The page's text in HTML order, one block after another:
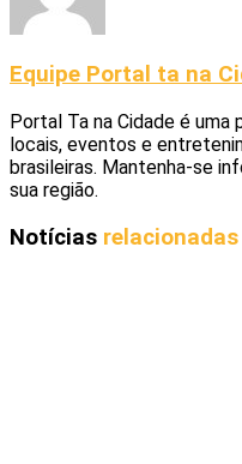
Equipe Portal ta na
Portal Ta na Cidade é
locais, eventos e
brasileiras. Mantenha-se
sua região.
Notícias relacionadas